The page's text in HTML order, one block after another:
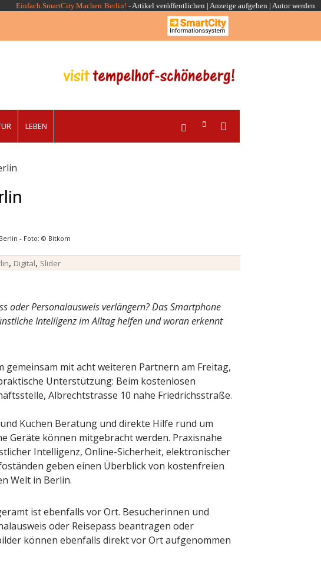
Einfach.SmartCity.Machen:Berlin! -Artikel veröffentlichen | Anzeige aufgeben | Autor werden
LEBEN
- Foto: © Bitkom
, Digital, Slider
oder Personalausweis verlängern? Das Smartphone
Intelligenz im Alltag helfen und woran erkennt
mit acht weiteren Partnern am Freitag,
Unterstützung: Beim kostenlosen
Albrechtstrasse 10 nahe Friedrichsstraße.
Kuchen Beratung und direkte Hilfe rund um
Geräte können mitgebracht werden. Praxisnahe
Intelligenz, Online-Sicherheit, elektronischer
geben einen Überblick von kostenfreien
Welt in Berlin.
ist ebenfalls vor Ort. Besucherinnen und
oder Reisepass beantragen oder
können ebenfalls direkt vor Ort aufgenommen